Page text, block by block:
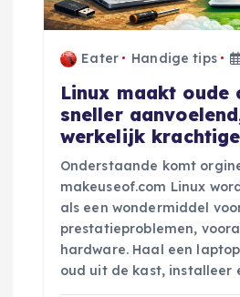
Eater Handige tips
Linux maakt oude
sneller
werkelijk
Onderstaande komt
makeuseof.com Linux
als een wondermiddel
prestatieproblemen,
hardware. Haal een
oud uit de kast, installeer